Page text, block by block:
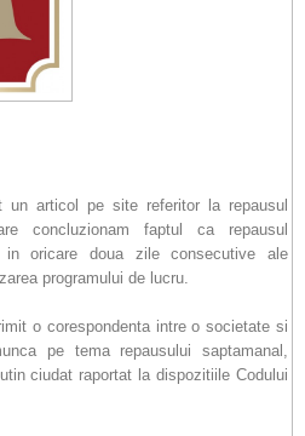
articol pe site referitor la repausul
concluzionam faptul ca repausul
oricare doua zile consecutive ale
programului de lucru.
o corespondenta intre o societate si
pe tema repausului saptamanal,
ciudat raportat la dispozitiile Codului